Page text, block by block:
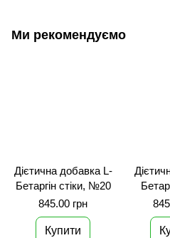
Ми рекомендуємо
Дієтична добавка L-
Бетаргін стіки, №20
845.00 грн
Купити